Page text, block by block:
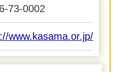
73-0002
www.kasama.or.jp/